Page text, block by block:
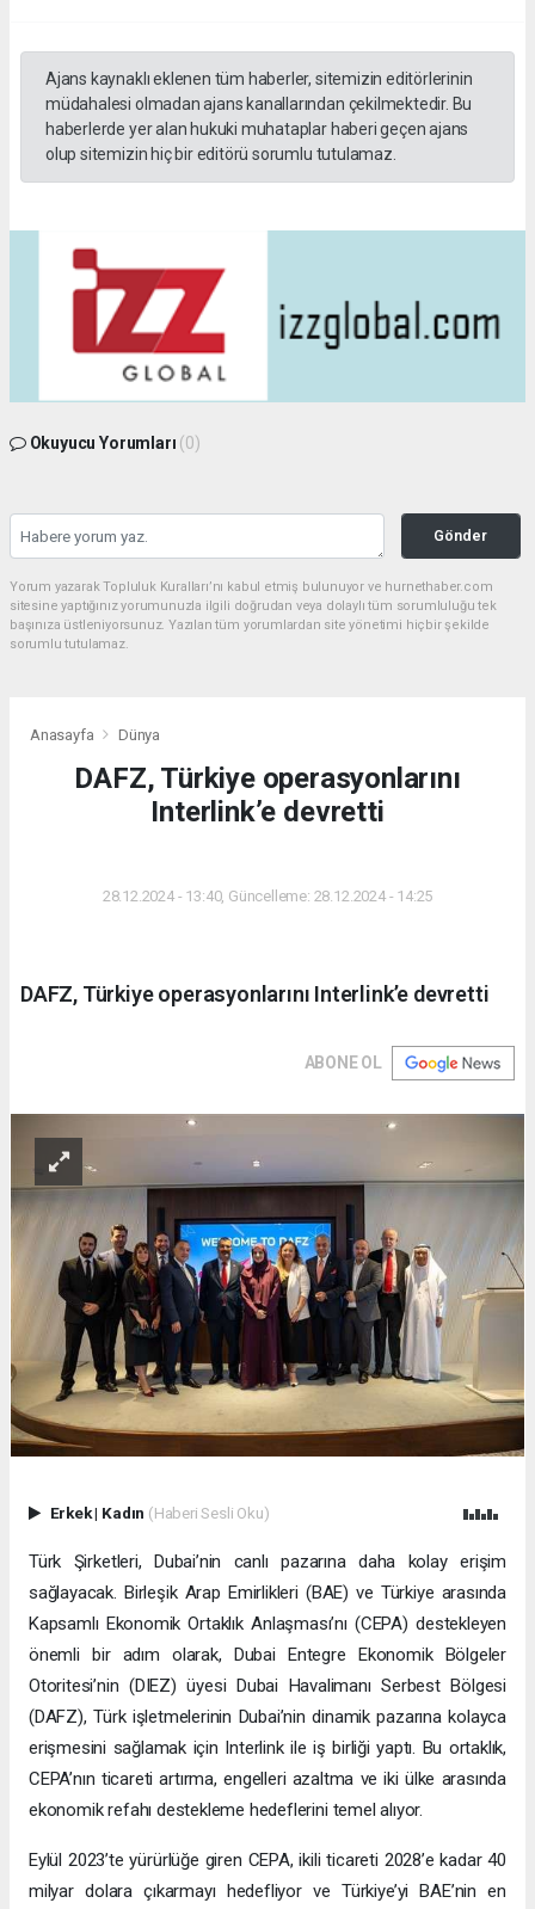
Ajans kaynaklı eklenen tüm haberler, sitemizin editörlerinin
müdahalesi olmadan ajans kanallarından çekilmektedir. Bu
haberlerde yer alan hukuki muhataplar haberi geçen ajans
olup sitemizin hiç bir editörü sorumlu tutulamaz.
Okuyucu Yorumları (0)
Gönder
Yorum yazarak Topluluk Kuralları’nı kabul etmiş bulunuyor ve hurnethaber.com
sitesine yaptığınız yorumunuzla ilgili doğrudan veya dolaylı tüm sorumluluğu tek
başınıza üstleniyorsunuz. Yazılan tüm yorumlardan site yönetimi hiçbir şekilde
sorumlu tutulamaz.
Anasayfa Dünya
DAFZ, Türkiye operasyonlarını
Interlink’e devretti
28.12.2024 - 13:40, Güncelleme: 28.12.2024 - 14:25
DAFZ, Türkiye operasyonlarını Interlink’e devretti
ABONE OL
Erkek| Kadın (Haberi Sesli Oku)
Türk Şirketleri, Dubai’nin canlı pazarına daha kolay erişim
sağlayacak. Birleşik Arap Emirlikleri (BAE) ve Türkiye arasında
Kapsamlı Ekonomik Ortaklık Anlaşması’nı (CEPA) destekleyen
önemli bir adım olarak, Dubai Entegre Ekonomik Bölgeler
Otoritesi’nin (DIEZ) üyesi Dubai Havalimanı Serbest Bölgesi
(DAFZ), Türk işletmelerinin Dubai’nin dinamik pazarına kolayca
erişmesini sağlamak için Interlink ile iş birliği yaptı. Bu ortaklık,
CEPA’nın ticareti artırma, engelleri azaltma ve iki ülke arasında
ekonomik refahı destekleme hedeflerini temel alıyor.
Eylül 2023’te yürürlüğe giren CEPA, ikili ticareti 2028’e kadar 40
milyar dolara çıkarmayı hedefliyor ve Türkiye’yi BAE’nin en